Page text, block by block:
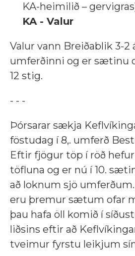
KA-heimilið –
KA - Valur
Valur vann Breiðablik 3-2
umferðinni og er sætinu
12 stig.
- - -
Þórsarar sækja
föstudag í 8,. umferð
Eftir fjögur töp í röð
töfluna og er nú í 10.
að loknum sjö
eru þremur sætum ofar
þau hafa öll komið í
liðsins eftir að
tveimur fyrstu leikjum